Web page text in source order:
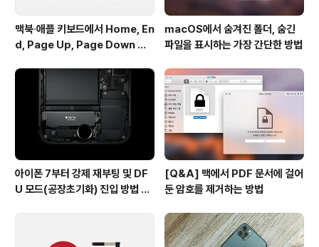
맥북∙애플 키보드에서 Home, En
d, Page Up, Page Down 키
macOS에서 숨겨진 폴더, 숨긴
파일을 표시하는 가장 간단한 방법
아이폰 7부터 강제 재부팅 및 DF
U 모드(공장초기화) 진입 방법 변
[Q&A] 맥에서 PDF 문서에 걸어
둔 암호를 제거하는 방법